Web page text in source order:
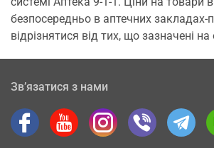
безпосередньо в аптечних
відрізнятися від тих, що зазначені на
Зв’язатися з нами